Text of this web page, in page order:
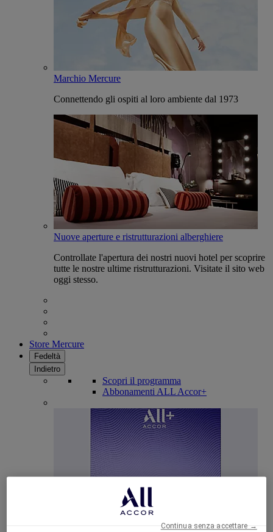
Marchio Mercure
Connettendo gli ospiti al loro ambiente dal 1973
Nuove aperture e ristrutturazioni alberghiere
Controllate l'apertura dei nostri nuovi hotel per scoprire
tutte le nostre ultime ristrutturazioni. Visitate il sito web
oggi stesso.
Store Mercure
Fedeltà
Indietro
Scopri il programma
Abbonamenti ALL Accor+
Continua senza accettare →